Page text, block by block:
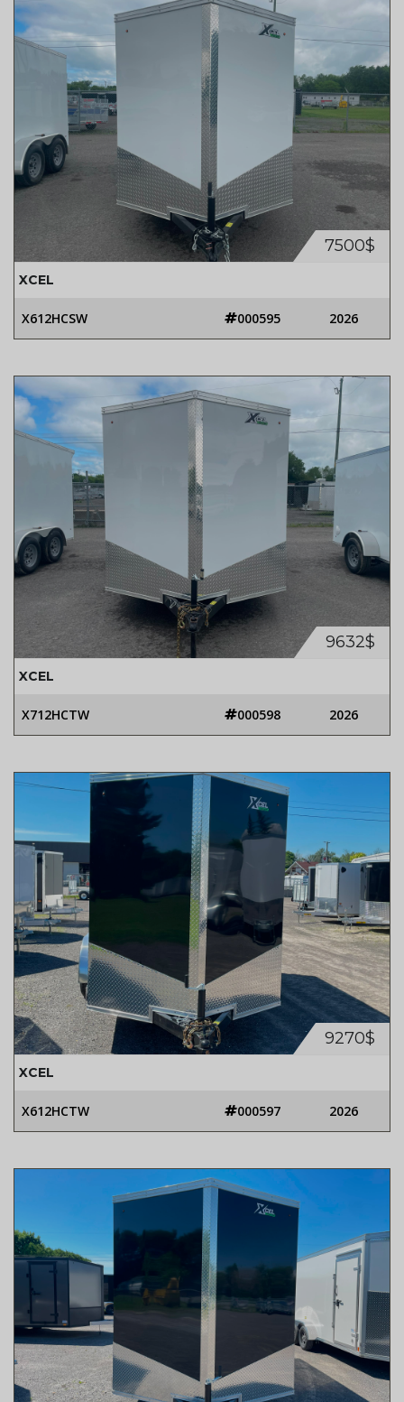
7500$
XCEL
X612HCSW 000595 2026
9632$
XCEL
X712HCTW 000598 2026
9270$
XCEL
X612HCTW 000597 2026